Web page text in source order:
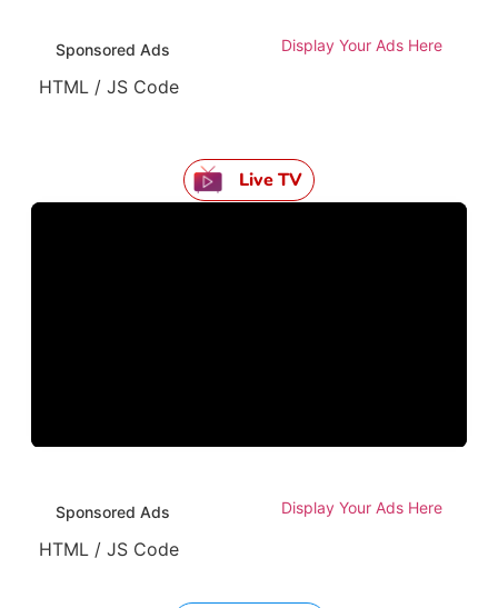
Sponsored Ads Display Your Ads Here
HTML / JS Code
Live TV
Sponsored Ads Display Your Ads Here
HTML / JS Code